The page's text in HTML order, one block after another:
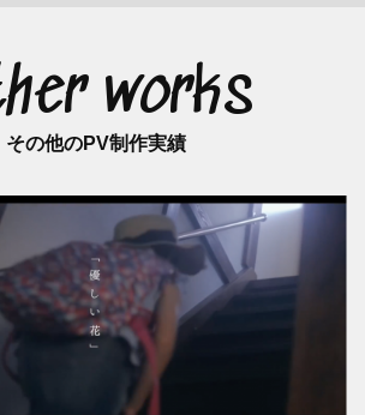
works
その他のPV制作実績